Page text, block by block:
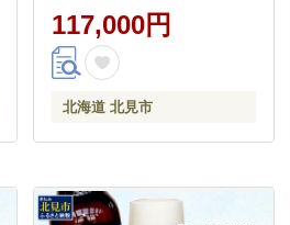
117,000円
北海道 北見市